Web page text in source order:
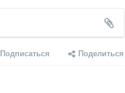
Подписаться Поделиться